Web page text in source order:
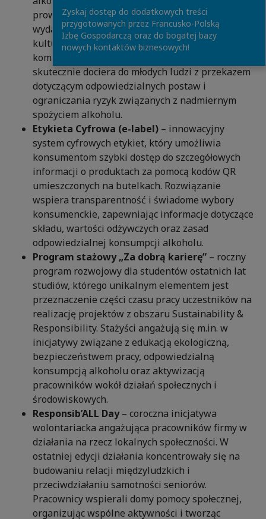
prowadzone są zarówno online, jak i podczas
wydarzeń studenckich, festiwali oraz imprez
kulturalnych. Kampania wykorzystuje model
komunikacji peer-to-peer, dzięki czemu
skutecznie dociera do młodych ludzi z przekazem
dotyczącym odpowiedzialnych postaw i
ograniczania ryzyk związanych z nadmiernym
spożyciem alkoholu.
Etykieta Cyfrowa (e-label) – innowacyjny
system cyfrowych etykiet, który umożliwia
konsumentom szybki dostęp do szczegółowych
informacji o produktach za pomocą kodów QR
umieszczonych na butelkach. Rozwiązanie
wspiera transparentność i świadome wybory
konsumenckie, zapewniając informacje dotyczące
składu, wartości odżywczych oraz zasad
odpowiedzialnej konsumpcji alkoholu.
Program stażowy „Za dobrą karierę” – roczny
program rozwojowy dla studentów ostatnich lat
studiów, którego unikalnym elementem jest
przeznaczenie części czasu pracy uczestników na
realizację projektów z obszaru Sustainability &
Responsibility. Stażyści angażują się m.in. w
inicjatywy związane z edukacją ekologiczną,
bezpieczeństwem pracy, odpowiedzialną
konsumpcją alkoholu oraz aktywizacją
pracowników wokół działań społecznych i
środowiskowych.
Responsib’ALL Day– coroczna inicjatywa
wolontariacka angażująca pracowników firmy w
działania na rzecz lokalnych społeczności. W
ostatniej edycji działania koncentrowały się na
budowaniu relacji międzyludzkich i
przeciwdziałaniu samotności seniorów.
Pracownicy wspierali domy pomocy społecznej,
organizując wspólne aktywności i tworząc
Zyskaj dostęp do dodatkowych treści
przygotowanych przez Francusko-Polską
Izbę Gospodarczą oraz do bogatej bazy
nowych kontaktów biznesowych!